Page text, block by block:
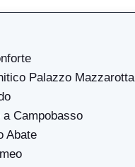
Palazzo Mazzarotta
Campobasso
Abate